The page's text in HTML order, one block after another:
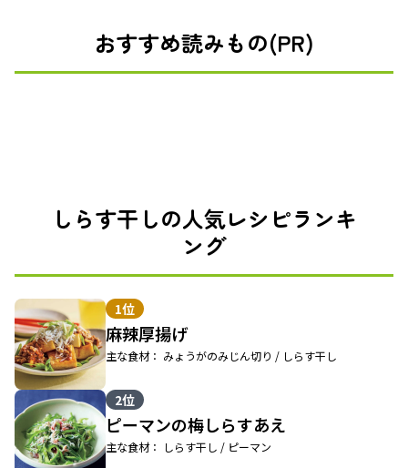
おすすめ読みもの(PR)
しらす干しの人気レシピランキ
ング
1位
麻辣厚揚げ
主な食材： みょうがのみじん切り / しらす干し
2位
ピーマンの梅しらすあえ
主な食材： しらす干し / ピーマン